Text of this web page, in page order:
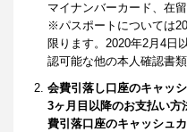
マイナンバーカード、在
※パスポートについては
限ります。2020年2月4日
認可能な他の本人確認書
会費引落し口座のキャッ
3ヶ月目以降のお支払い方
費引落口座のキャッシュ